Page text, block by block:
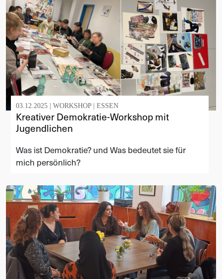
03.12.2025 | WORKSHOP ESSEN
Kreativer Demokratie-Workshop mit
Jugendlichen
Was ist Demokratie? und Was bedeutet sie für
mich persönlich?